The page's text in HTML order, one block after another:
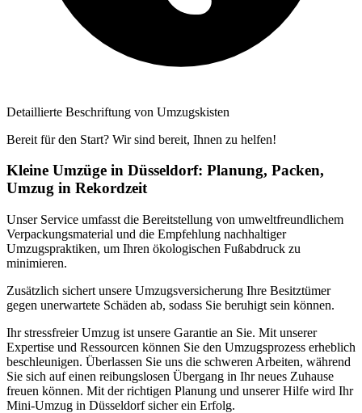
Detaillierte Beschriftung von Umzugskisten
Bereit für den Start? Wir sind bereit, Ihnen zu helfen!
Kleine Umzüge in Düsseldorf: Planung, Packen,
Umzug in Rekordzeit
Unser Service umfasst die Bereitstellung von umweltfreundlichem
Verpackungsmaterial und die Empfehlung nachhaltiger
Umzugspraktiken, um Ihren ökologischen Fußabdruck zu
minimieren.
Zusätzlich sichert unsere Umzugsversicherung Ihre Besitztümer
gegen unerwartete Schäden ab, sodass Sie beruhigt sein können.
Ihr stressfreier Umzug ist unsere Garantie an Sie. Mit unserer
Expertise und Ressourcen können Sie den Umzugsprozess erheblich
beschleunigen. Überlassen Sie uns die schweren Arbeiten, während
Sie sich auf einen reibungslosen Übergang in Ihr neues Zuhause
freuen können. Mit der richtigen Planung und unserer Hilfe wird Ihr
Mini-Umzug in Düsseldorf sicher ein Erfolg.